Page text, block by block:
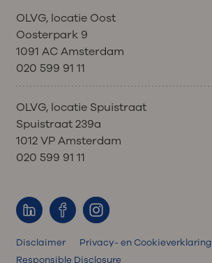
OLVG, locatie Oost
Oosterpark 9
1091 AC Amsterdam
020 599 91 11
OLVG, locatie Spuistraat
Spuistraat 239a
1012 VP Amsterdam
020 599 91 11
Disclaimer Privacy- en Cookieverklaring
Responsible Disclosure